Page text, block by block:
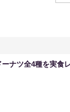
ーナツ全4種を実食